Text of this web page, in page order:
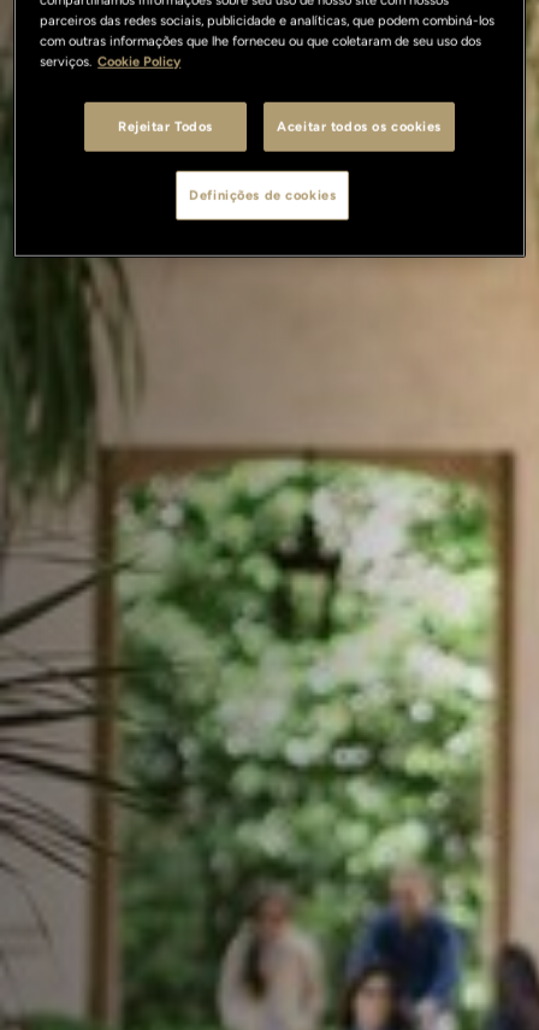
parceiros das redes sociais, publicidade e analíticas, que podem combiná-los
com outras informações que lhe forneceu ou que coletaram de seu uso dos
serviços. Cookie Policy
Rejeitar Todos Aceitar todos os cookies
Definições de cookies